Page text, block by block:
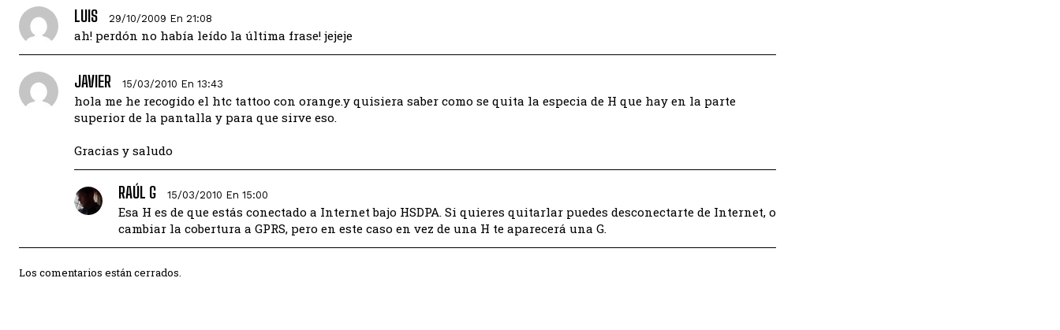
LUIS 29/10/2009 En 21:08
ah! perdón no había leído la última frase! jejeje
JAVIER 15/03/2010 En 13:43
hola me he recogido el htc tattoo con orange.y quisiera saber como se quita la especia de H que hay en la parte
superior de la pantalla y para que sirve eso.
Gracias y saludo
RAÚL G 15/03/2010 En 15:00
Esa H es de que estás conectado a Internet bajo HSDPA. Si quieres quitarlar puedes desconectarte de Internet, o
cambiar la cobertura a GPRS, pero en este caso en vez de una H te aparecerá una G.
Los comentarios están cerrados.